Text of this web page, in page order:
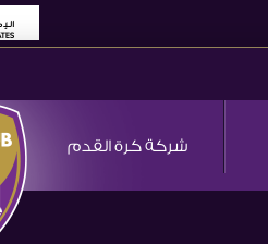
شركة كرة القدم